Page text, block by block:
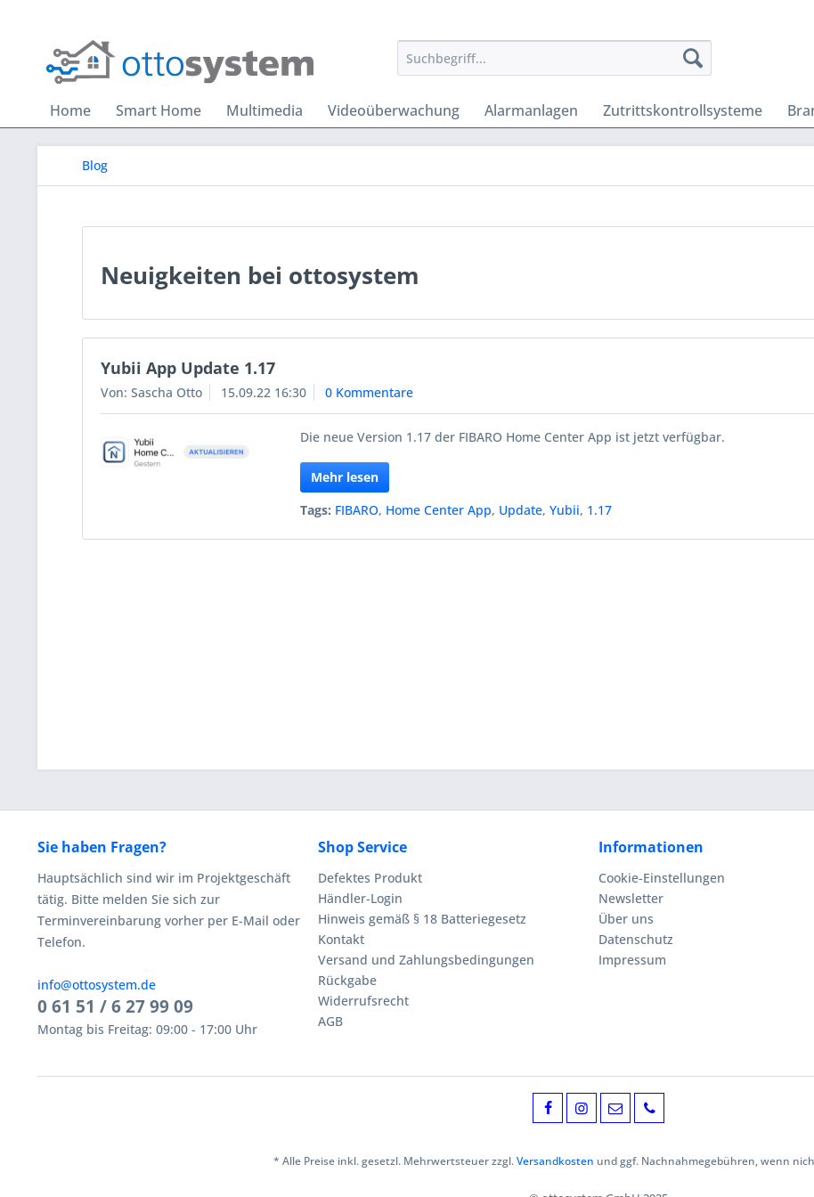
Home Smart Home Multimedia Videoüberwachung Alarmanlagen Zutrittskontrollsysteme
Blog
Neuigkeiten bei ottosystem
Yubii App Update 1.17
Von: Sascha Otto 15.09.22 16:30 0 Kommentare
Die neue Version 1.17 der FIBARO Home Center App ist jetzt verfügbar.
Mehr lesen
Tags: FIBARO, Home Center App, Update,Yubii, 1.17
Sie haben Fragen?
Hauptsächlich sind wir im Projektgeschäft
tätig. Bitte melden Sie sich zur
Terminvereinbarung vorher per E-Mail oder
Telefon.
info@ottosystem.de
0 61 51 / 6 27 99 09
Montag bis Freitag: 09:00 - 17:00 Uhr
Shop Service
Defektes Produkt
Händler-Login
Hinweis gemäß § 18 Batteriegesetz
Kontakt
Versand und Zahlungsbedingungen
Rückgabe
Widerrufsrecht
AGB
Informationen
Cookie-Einstellungen
Newsletter
Über uns
Datenschutz
Impressum
* Alle Preise inkl. gesetzl. Mehrwertsteuer zzgl.Versandkosten und ggf. Nachnahmegebühren, wenn